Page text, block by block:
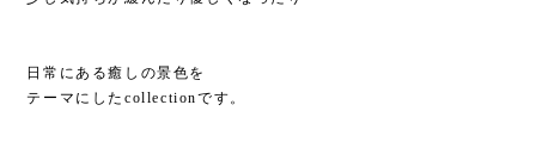
日常にある癒しの景色を
テーマにしたcollectionです。